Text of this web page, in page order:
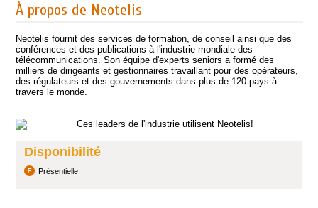
À propos de Neotelis
Neotelis fournit des services de formation, de conseil ainsi que des
conférences et des publications à l'industrie mondiale des
télécommunications. Son équipe d'experts seniors a formé des
milliers de dirigeants et gestionnaires travaillant pour des opérateurs,
des régulateurs et des gouvernements dans plus de 120 pays à
travers le monde.
Disponibilité
Présentielle